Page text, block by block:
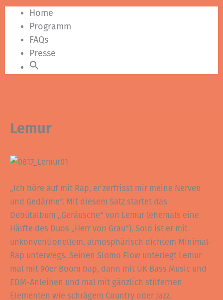
Home
Programm
FAQs
Presse
Lemur
„Ich höre auf mit Rap, er zerfrisst mir meine Nerven
und Gedärme“. Mit diesem Satz startet das
Debütalbum „Geräusche“ von Lemur (ehemals eine
Hälfte des Duos „Herr von Grau“). Solo ist er mit
unkonventionellem, atmosphärisch dichtem Minimal-
Rap unterwegs. Seinen Slomo Flow unterlegt Lemur
mal mit 90er Boom bap, dann mit UK Bass Music und
EDM-Anleihen und mal mit gänzlich stilfernen
Elementen wie schrägem Country oder Jazz.